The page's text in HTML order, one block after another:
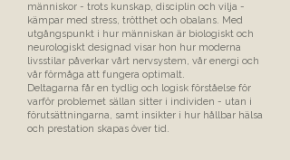
människor - trots kunskap, disciplin och vilja -
kämpar med stress, trötthet och obalans. Med
utgångspunkt i hur människan är biologiskt och
neurologiskt designad visar hon hur moderna
livsstilar påverkar vårt nervsystem, vår energi och
vår förmåga att fungera optimalt.
Deltagarna får en tydlig och logisk förståelse för
varför problemet sällan sitter i individen - utan i
förutsättningarna, samt insikter i hur hållbar hälsa
och prestation skapas över tid.